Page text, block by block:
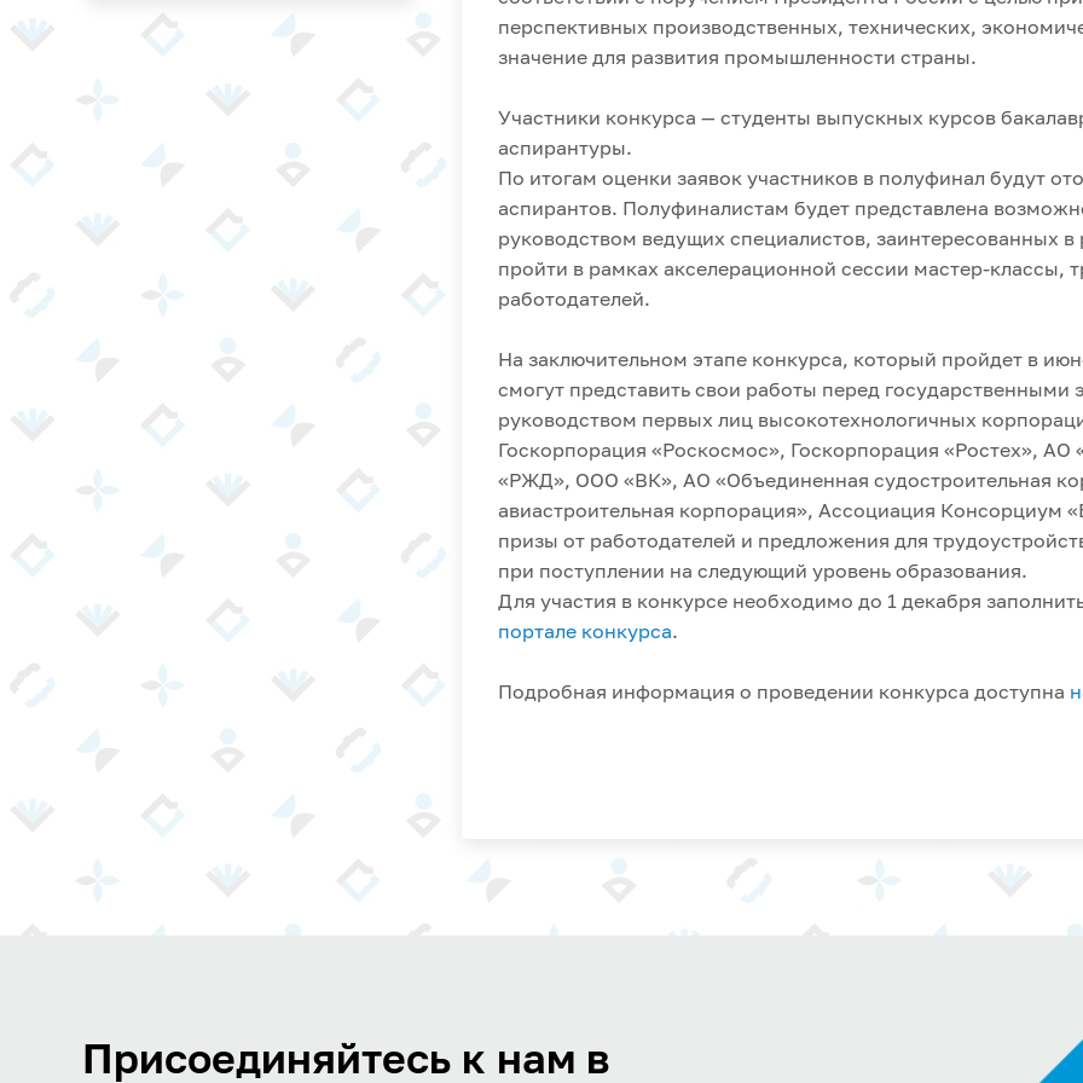
перспективных производственных, технических,
значение для развития промышленности страны.
Участники конкурса — студенты выпускных курсов
аспирантуры.
По итогам оценки заявок участников в полуфинал будут
аспирантов. Полуфиналистам будет представлена
руководством ведущих специалистов, заинтересованных в
пройти в рамках акселерационной сессии мастер-классы,
работодателей.
На заключительном этапе конкурса, который пройдет в
смогут представить свои работы перед
руководством первых лиц высокотехнологичных
Госкорпорация «Роскосмос», Госкорпорация «Ростех»,
«РЖД», ООО «ВК», АО «Объединенная судостроительная
авиастроительная корпорация», Ассоциация Консорциум
призы от работодателей и предложения для
при поступлении на следующий уровень образования.
Для участия в конкурсе необходимо до 1 декабря
портале конкурса.
Подробная информация о проведении конкурса доступна
Присоединяйтесь к нам в